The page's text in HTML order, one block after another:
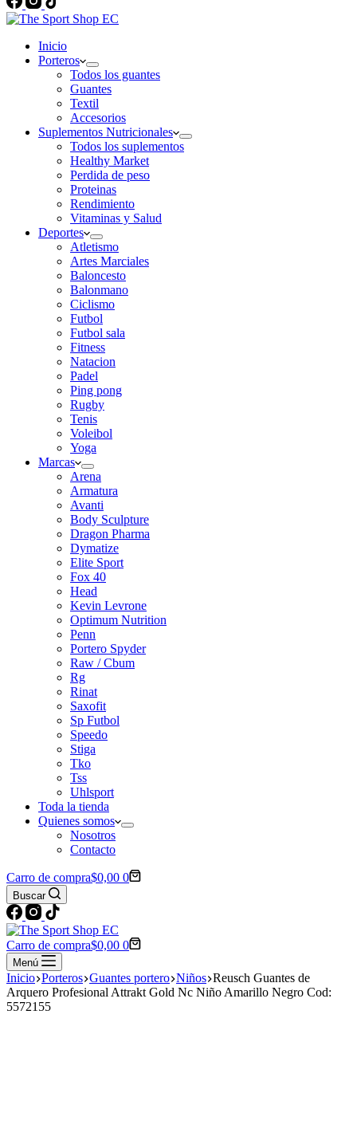
Inicio
Porteros
Todos los guantes
Guantes
Textil
Accesorios
Suplementos Nutricionales
Todos los suplementos
Healthy Market
Perdida de peso
Proteinas
Rendimiento
Vitaminas y Salud
Deportes
Atletismo
Artes Marciales
Baloncesto
Balonmano
Ciclismo
Futbol
Futbol sala
Fitness
Natacion
Padel
Ping pong
Rugby
Tenis
Voleibol
Yoga
Marcas
Arena
Armatura
Avanti
Body Sculpture
Dragon Pharma
Dymatize
Elite Sport
Fox 40
Head
Kevin Levrone
Optimum Nutrition
Penn
Portero Spyder
Raw / Cbum
Rg
Rinat
Saxofit
Sp Futbol
Speedo
Stiga
Tko
Tss
Uhlsport
Toda la tienda
Quienes somos
Nosotros
Contacto
Carro de compra$0,00 0
Buscar
Carro de compra$0,00 0
Menú
Inicio Porteros Guantes portero Niños Reusch Guantes de
Arquero Profesional Attrakt Gold Nc Niño Amarillo Negro Cod:
5572155